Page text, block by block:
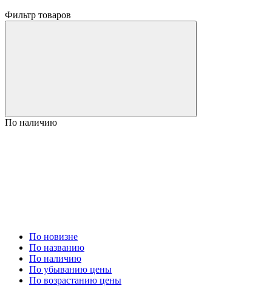
Фильтр товаров
По наличию
По новизне
По названию
По наличию
По убыванию цены
По возрастанию цены